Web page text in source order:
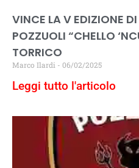
VINCE LA V EDIZIONE
POZZUOLI “CHELLO
TORRICO
Marco Ilardi 06/02/2025
Leggi tutto l'articolo